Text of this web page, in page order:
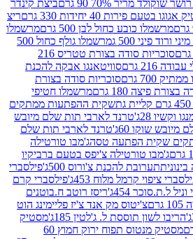
90 גרם
ביצת קינדר
יחידות 330 גרם
ריצ
כחול לבן 500 גרם
מרשמלו
ג
מרשמלו גולף כחול 500
סוכריות סודה בצורת טטריס 216
סוויטאנגו אבקה להכנת
סוכריות סודה בצורת
גרם
מרשמלו חטיפי
שקית ההפתעות ממתקים
טרנד לארבי תות שלם מיובש
טרנד לארבי תות שלם
טסהג'מבו טורטילה
צ'יפס בטעם ברביקיו
להכנת צ'ורוס 500ג'
פילסברי
מלוח 453ג'
פילסברי קרם
ריסז רוטב ח.בוטנים
מק אנד צ'יז פליימינג הוט
ל. ג'לטין 185ג'
מסטיק
מסטיק מנטוס תפוח ירוק חמוץ 60